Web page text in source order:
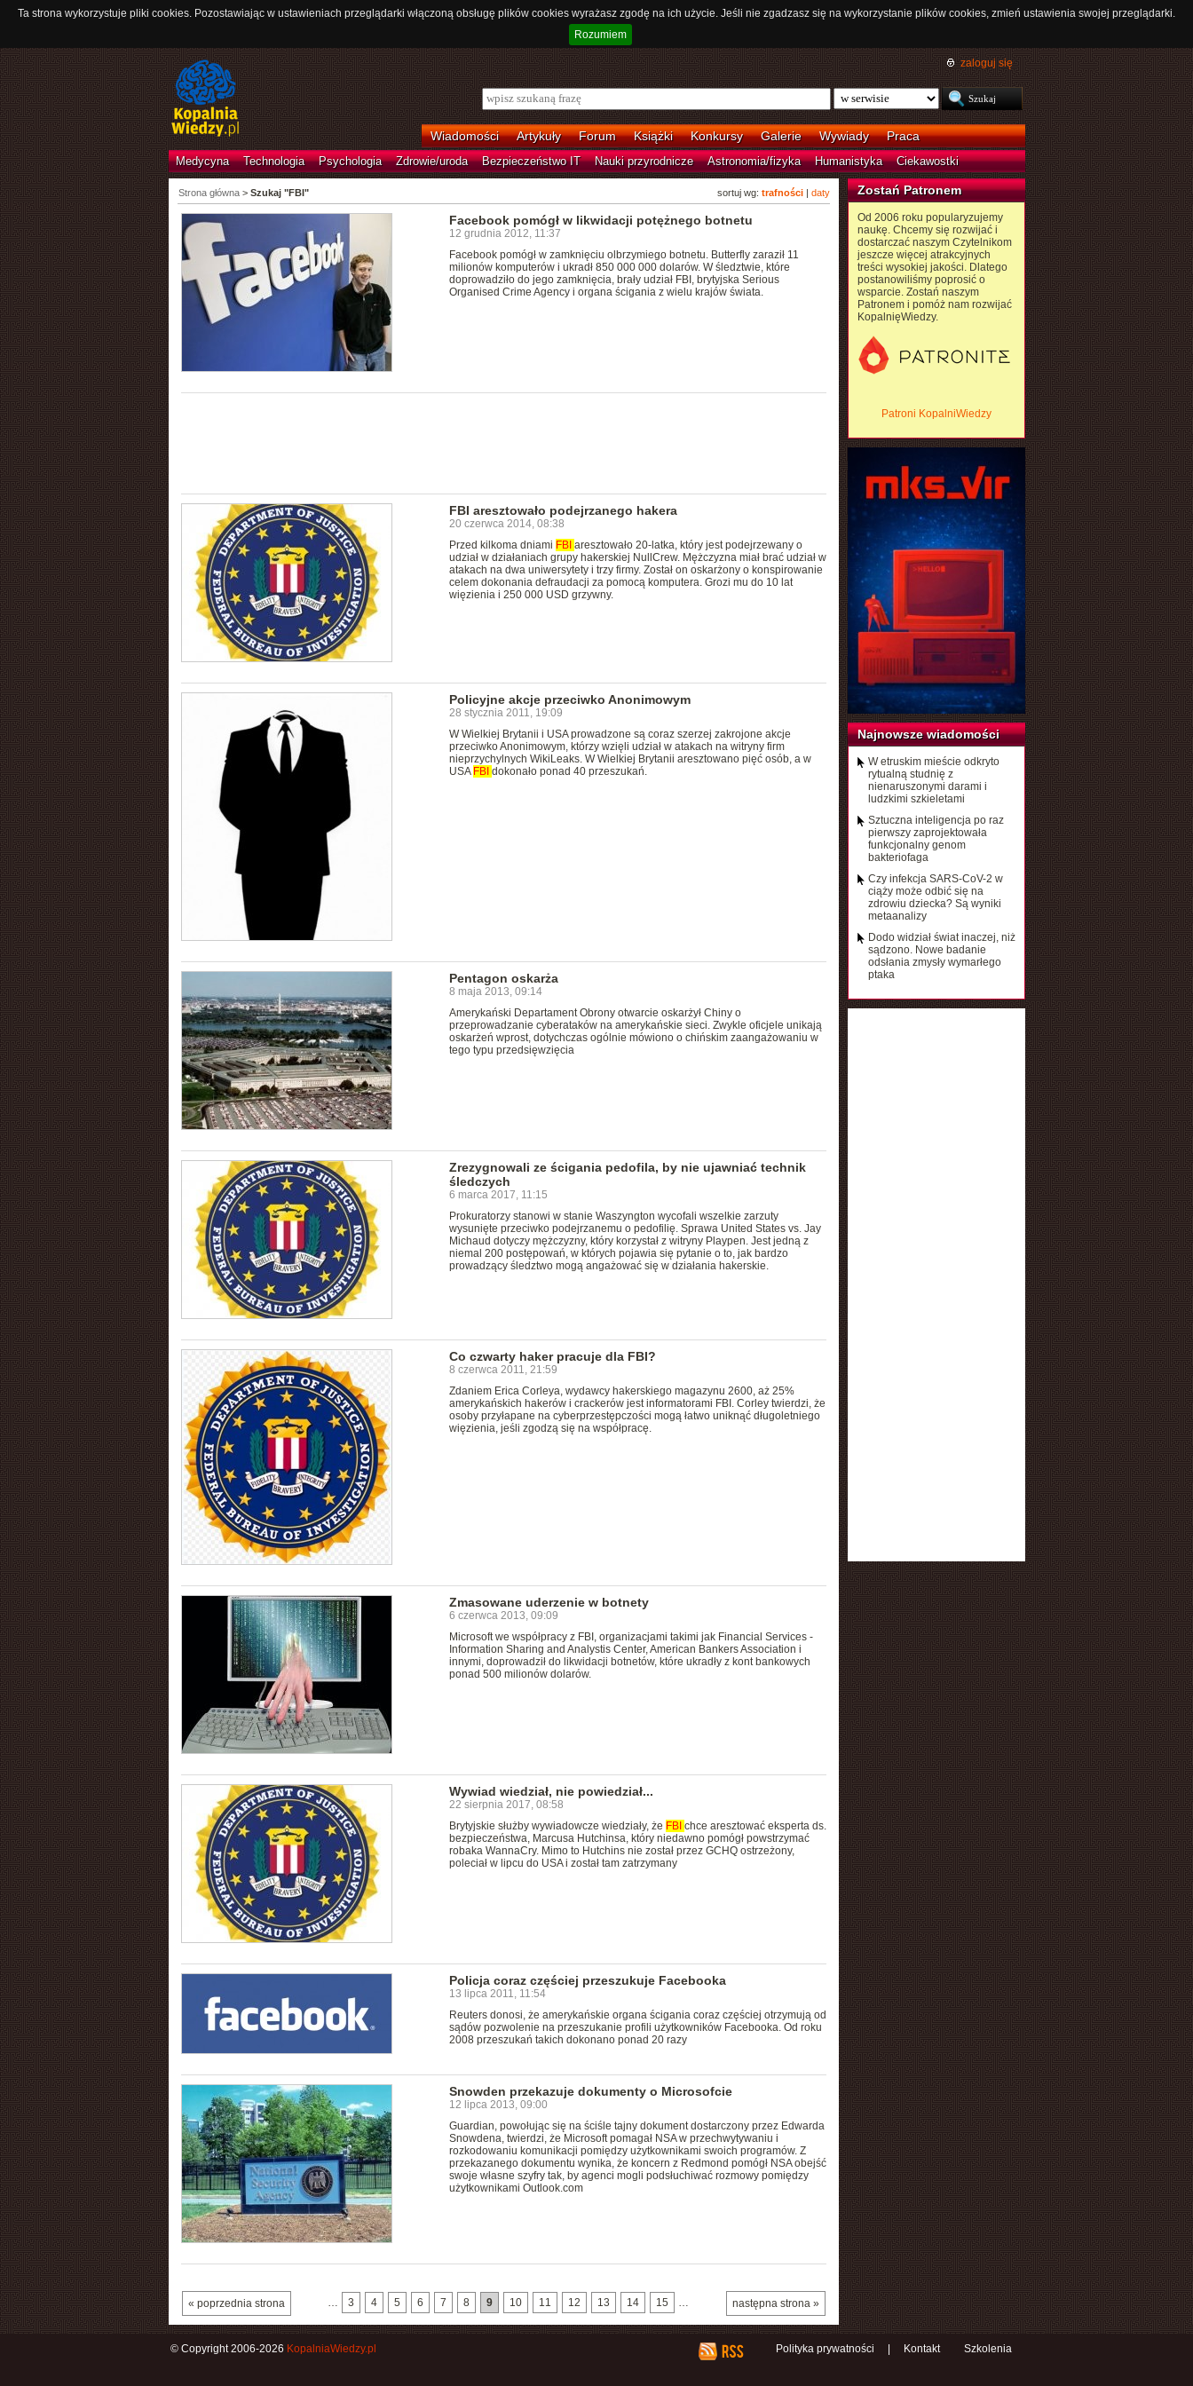
Ta strona wykorzystuje pliki cookies. Pozostawiając w ustawieniach przeglądarki włączoną obsługę plików cookies wyrażasz zgodę na ich użycie. Jeśli nie zgadzasz się na wykorzystanie plików cookies, zmień ustawienia swojej przeglądarki.
Rozumiem
zaloguj się
Wiadomości Artykuły Forum Książki Konkursy Galerie Wywiady Praca
Medycyna Technologia Psychologia Zdrowie/uroda Bezpieczeństwo IT Nauki przyrodnicze Astronomia/fizyka Humanistyka Ciekawostki
sortuj wg: trafności| daty
Strona główna> Szukaj "FBI"
Facebook pomógł w likwidacji potężnego botnetu
12 grudnia 2012, 11:37
Facebook pomógł w zamknięciu olbrzymiego botnetu. Butterfly zaraził 11
milionów komputerów i ukradł 850 000 000 dolarów. W śledztwie, które
doprowadziło do jego zamknięcia, brały udział FBI, brytyjska Serious
Organised Crime Agency i organa ścigania z wielu krajów świata.
FBI aresztowało podejrzanego hakera
20 czerwca 2014, 08:38
Przed kilkoma dniami FBI aresztowało 20-latka, który jest podejrzewany o
udział w działaniach grupy hakerskiej NullCrew. Mężczyzna miał brać udział w
atakach na dwa uniwersytety i trzy firmy. Został on oskarżony o konspirowanie
celem dokonania defraudacji za pomocą komputera. Grozi mu do 10 lat
więzienia i 250 000 USD grzywny.
Policyjne akcje przeciwko Anonimowym
28 stycznia 2011, 19:09
W Wielkiej Brytanii i USA prowadzone są coraz szerzej zakrojone akcje
przeciwko Anonimowym, którzy wzięli udział w atakach na witryny firm
nieprzychylnych WikiLeaks. W Wielkiej Brytanii aresztowano pięć osób, a w
USA FBI dokonało ponad 40 przeszukań.
Pentagon oskarża
8 maja 2013, 09:14
Amerykański Departament Obrony otwarcie oskarżył Chiny o
przeprowadzanie cyberataków na amerykańskie sieci. Zwykle oficjele unikają
oskarżeń wprost, dotychczas ogólnie mówiono o chińskim zaangażowaniu w
tego typu przedsięwzięcia
Zrezygnowali ze ścigania pedofila, by nie ujawniać technik
śledczych
6 marca 2017, 11:15
Prokuratorzy stanowi w stanie Waszyngton wycofali wszelkie zarzuty
wysunięte przeciwko podejrzanemu o pedofilię. Sprawa United States vs. Jay
Michaud dotyczy mężczyzny, który korzystał z witryny Playpen. Jest jedną z
niemal 200 postępowań, w których pojawia się pytanie o to, jak bardzo
prowadzący śledztwo mogą angażować się w działania hakerskie.
Co czwarty haker pracuje dla FBI?
8 czerwca 2011, 21:59
Zdaniem Erica Corleya, wydawcy hakerskiego magazynu 2600, aż 25%
amerykańskich hakerów i crackerów jest informatorami FBI. Corley twierdzi, że
osoby przyłapane na cyberprzestępczości mogą łatwo uniknąć długoletniego
więzienia, jeśli zgodzą się na współpracę.
Zmasowane uderzenie w botnety
6 czerwca 2013, 09:09
Microsoft we współpracy z FBI, organizacjami takimi jak Financial Services -
Information Sharing and Analystis Center, American Bankers Association i
innymi, doprowadził do likwidacji botnetów, które ukradły z kont bankowych
ponad 500 milionów dolarów.
Wywiad wiedział, nie powiedział...
22 sierpnia 2017, 08:58
Brytyjskie służby wywiadowcze wiedziały, że FBI chce aresztować eksperta ds.
bezpieczeństwa, Marcusa Hutchinsa, który niedawno pomógł powstrzymać
robaka WannaCry. Mimo to Hutchins nie został przez GCHQ ostrzeżony,
poleciał w lipcu do USA i został tam zatrzymany
Policja coraz częściej przeszukuje Facebooka
13 lipca 2011, 11:54
Reuters donosi, że amerykańskie organa ścigania coraz częściej otrzymują od
sądów pozwolenie na przeszukanie profili użytkowników Facebooka. Od roku
2008 przeszukań takich dokonano ponad 20 razy
Snowden przekazuje dokumenty o Microsofcie
12 lipca 2013, 09:00
Guardian, powołując się na ściśle tajny dokument dostarczony przez Edwarda
Snowdena, twierdzi, że Microsoft pomagał NSA w przechwytywaniu i
rozkodowaniu komunikacji pomiędzy użytkownikami swoich programów. Z
przekazanego dokumentu wynika, że koncern z Redmond pomógł NSA obejść
swoje własne szyfry tak, by agenci mogli podsłuchiwać rozmowy pomiędzy
użytkownikami Outlook.com
« poprzednia strona następna strona »
… 3 4 5 6 7 8 9 10 11 12 13 14 15 …
Zostań Patronem
Od 2006 roku popularyzujemy
naukę. Chcemy się rozwijać i
dostarczać naszym Czytelnikom
jeszcze więcej atrakcyjnych
treści wysokiej jakości. Dlatego
postanowiliśmy poprosić o
wsparcie. Zostań naszym
Patronem i pomóż nam rozwijać
KopalnięWiedzy.
Patroni KopalniWiedzy
Najnowsze wiadomości
W etruskim mieście odkryto
rytualną studnię z
nienaruszonymi darami i
ludzkimi szkieletami
Sztuczna inteligencja po raz
pierwszy zaprojektowała
funkcjonalny genom
bakteriofaga
Czy infekcja SARS-CoV-2 w
ciąży może odbić się na
zdrowiu dziecka? Są wyniki
metaanalizy
Dodo widział świat inaczej, niż
sądzono. Nowe badanie
odsłania zmysły wymarłego
ptaka
Polityka prywatności Kontakt Szkolenia
© Copyright 2006-2026 KopalniaWiedzy.pl